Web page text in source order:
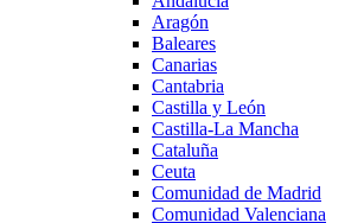
Aragón
Baleares
Canarias
Cantabria
Castilla y León
Castilla-La Mancha
Cataluña
Ceuta
Comunidad de Madrid
Comunidad Valenciana